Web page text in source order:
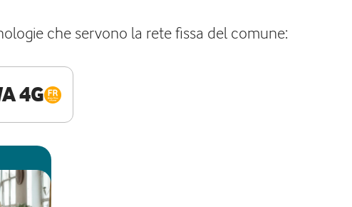
che servono la rete fissa del comune:
4G